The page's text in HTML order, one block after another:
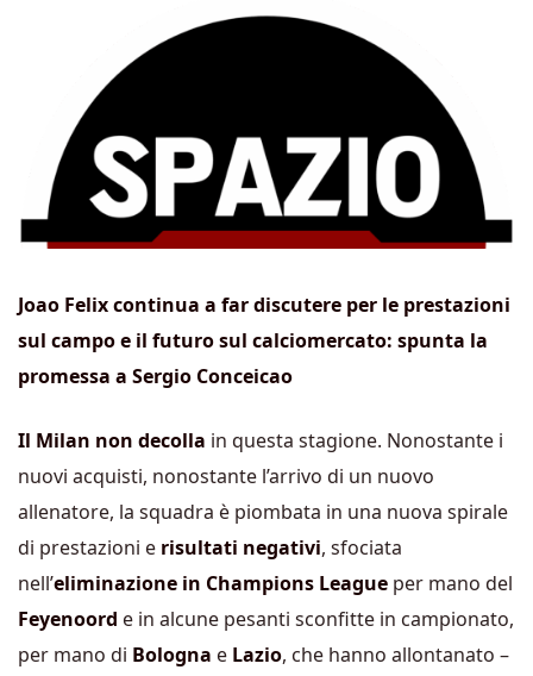
Joao Felix continua a far discutere per le prestazioni
sul campo e il futuro sul calciomercato: spunta la
promessa a Sergio Conceicao
Il Milan non decolla in questa stagione. Nonostante i
nuovi acquisti, nonostante l’arrivo di un nuovo
allenatore, la squadra è piombata in una nuova spirale
di prestazioni e risultati negativi, sfociata
nell’eliminazione in Champions League per mano del
Feyenoord e in alcune pesanti sconfitte in campionato,
per mano di Bologna e Lazio, che hanno allontanato –